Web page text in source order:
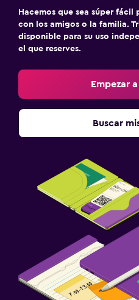
Hacemos que sea súper
con los amigos o la familia.
disponible para su uso
el que reserves.
Empezar
Buscar